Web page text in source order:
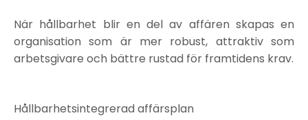
När hållbarhet blir en del av affären skapas en
organisation som är mer robust, attraktiv som
arbetsgivare och bättre rustad för framtidens krav.
Hållbarhetsintegrerad affärsplan